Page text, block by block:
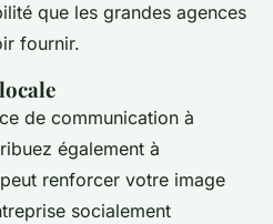
que les grandes agences
fournir.
de communication à
également à
renforcer votre image
socialement